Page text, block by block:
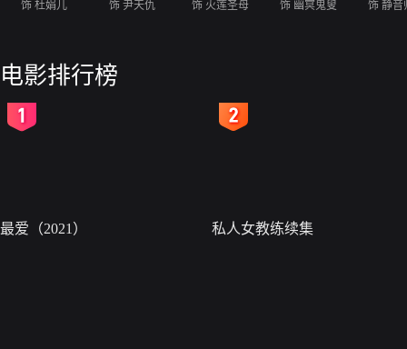
饰 杜娟儿 饰 尹天仇 饰 火莲圣母 饰 幽冥鬼叟 饰 静音
电影排行榜
最爱（2021） 私人女教练续集